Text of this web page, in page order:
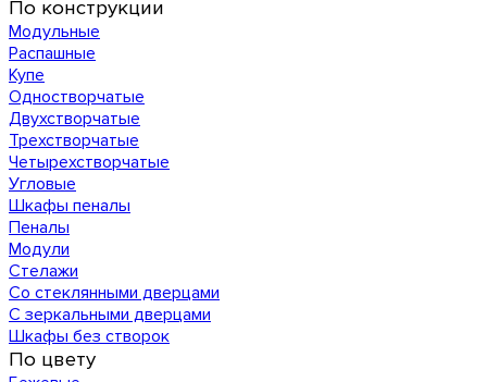
По конструкции
Модульные
Распашные
Купе
Одностворчатые
Двухстворчатые
Трехстворчатые
Четырехстворчатые
Угловые
Шкафы пеналы
Пеналы
Модули
Стелажи
Со стеклянными дверцами
С зеркальными дверцами
Шкафы без створок
По цвету